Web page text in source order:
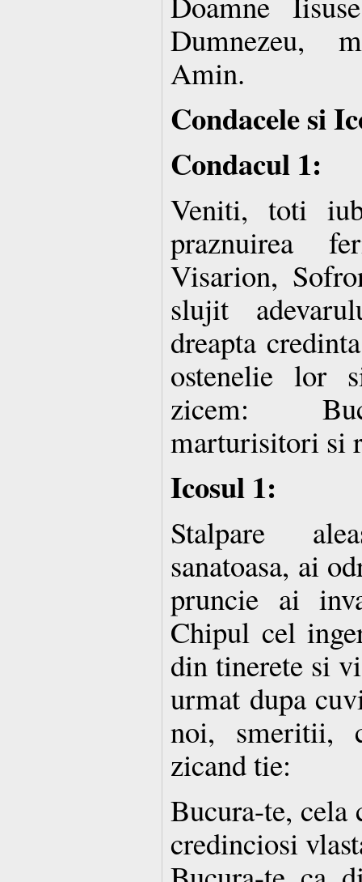
Dumnezeu,
Amin.
Condacele si
Condacul 1:
Veniti, toti
praznuirea
Visarion,
slujit
dreapta
ostenelie lor
zicem:
marturisitori si
Icosul 1:
Stalpare
sanatoasa, ai
pruncie ai
Chipul cel
din tinerete si
urmat dupa
noi, smeritii,
zicand tie:
Bucura-te,
credinciosi